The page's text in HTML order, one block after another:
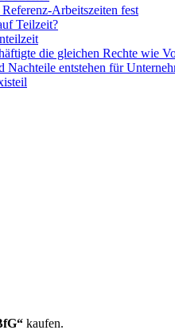
Arbeitszeiten fest
Teilzeit?
die gleichen Rechte wie
Nachteile entstehen für
kaufen.